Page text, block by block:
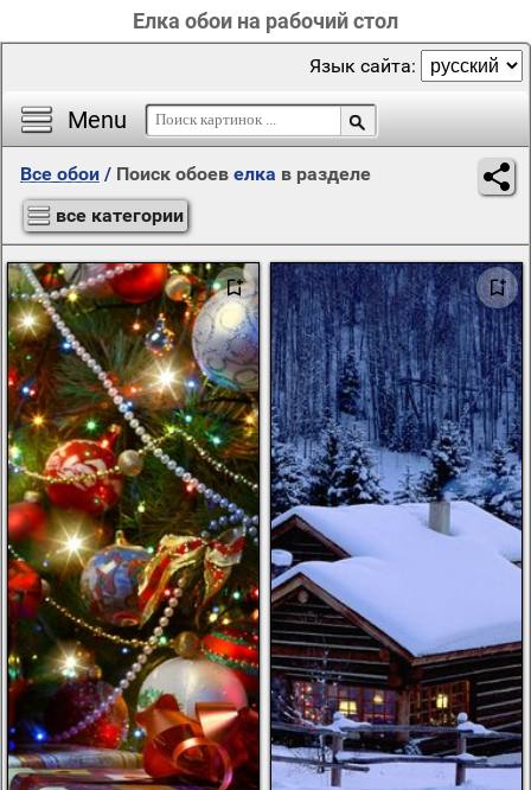
Елка обои на рабочий стол
Menu
Язык сайта:
Все обои / Поиск обоев елка в разделе
все категории